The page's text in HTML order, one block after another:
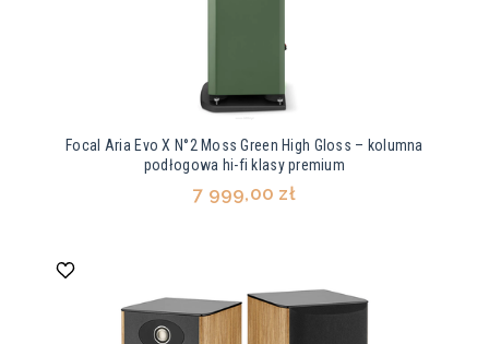
Focal Aria Evo X N°2 Moss Green High Gloss – kolumna
podłogowa hi-fi klasy premium
7 999,00 zł